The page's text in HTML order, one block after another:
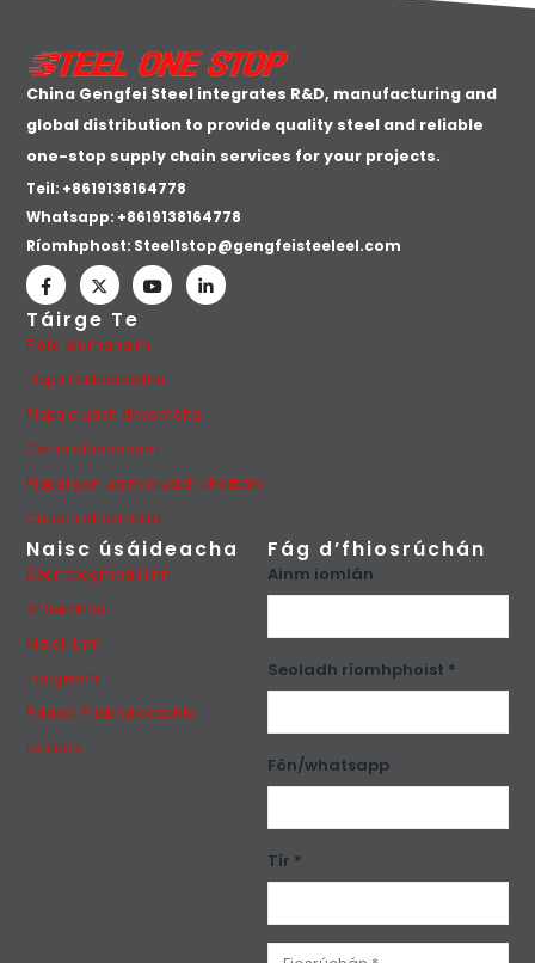
China Gengfei Steel integrates R&D, manufacturing and
global distribution to provide quality steel and reliable
one-stop supply chain services for your projects.
Teil: +8619138164778
Whatsapp: +8619138164778
Ríomhphost: Steel1stop@gengfeisteeleel.com
Táirge Te
Pláta alúmanaim
Píopa Galbhánaithe
Píopa cruach dhosmálta
Corna alúmanaim
Píopaí gan uaim cruach charbóin
Cruach dhosmálta
Naisc úsáideacha
Déan teagmháil linn
Ár Seirbhísí
Maidir Linn
Táirgeacht
Polasaí Príobháideachta
Lonlach
Fág d’fhiosrúchán
Ainm iomlán
Seoladh ríomhphoist *
Fón/whatsapp
Tír *